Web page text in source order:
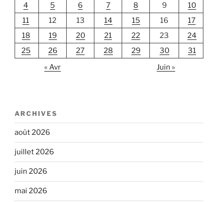
4
5 6 7 8 9
10
11
12 13 14 15 16
17
18
19 20 21 22 23
24
25
26 27 28 29 30
31
« Avr
Juin »
ARCHIVES
août 2026
juillet 2026
juin 2026
mai 2026